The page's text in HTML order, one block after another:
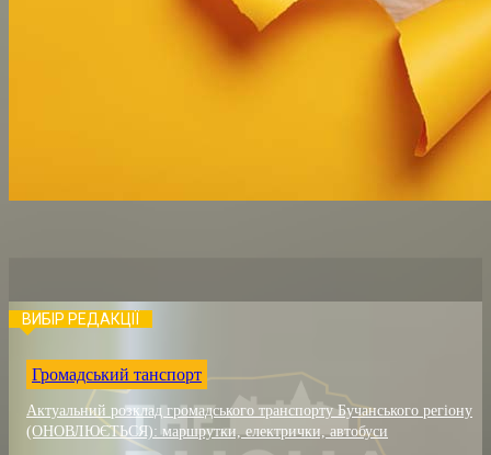
ВИБІР РЕДАКЦІЇ
Громадський танспорт
Актуальний розклад громадського транспорту Бучанського регіону
(ОНОВЛЮЄТЬСЯ): маршрутки, електрички, автобуси